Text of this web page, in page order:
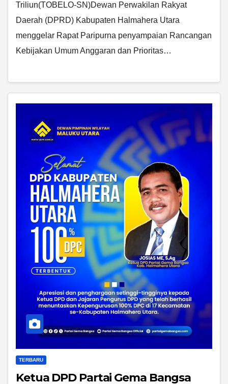
Triliun(TOBELO-SN)Dewan Perwakilan Rakyat
Daerah (DPRD) Kabupaten Halmahera Utara
menggelar Rapat Paripurna penyampaian Rancangan
Kebijakan Umum Anggaran dan Prioritas…
TERBARU
Ketua DPD Partai Gema Bangsa